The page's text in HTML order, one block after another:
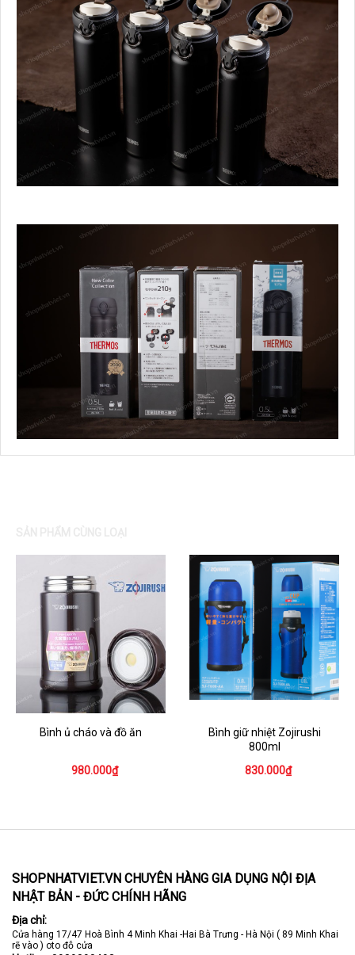
Bình ủ cháo và đồ ăn
980.000₫
Bình giữ nhiệt Zojirushi
800ml
830.000₫
SHOPNHATVIET.VN CHUYÊN HÀNG GIA DỤNG NỘI ĐỊA
NHẬT BẢN - ĐỨC CHÍNH HÃNG
Địa chỉ:
Cửa hàng 17/47 Hoà Bình 4 Minh Khai -Hai Bà Trưng - Hà Nội ( 89 Minh Khai
rẽ vào ) oto đỗ cửa